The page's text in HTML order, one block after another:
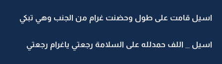
اسيل قامت على طول وحضنت غرام من الجنب وهي تبكي
اسيل _ اللف حمدلله على السلامة رجعتي ياغرام رجعتي